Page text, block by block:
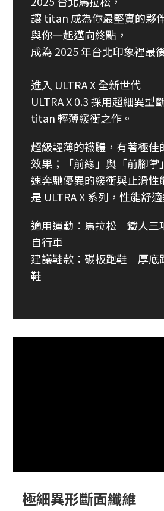
讓 titan 成為你最堅實的夥
與你一起邁向終點，
成為 2025 年台北印象裡最
進入 ULTRA X 全新世代
ULTRA X 0.3 採用超細異型
titan 輕薄緩衝之作。
超級輕薄的襪體，有著極佳
效果；「前緣」與「前腳掌
速奔馳優異的緩衝與止滑性
是 ULTRA X 系列，性能舒
適用運動：馬拉松｜鐵人三
自行車
建議鞋款：碳板跑鞋｜厚底
鞋
極細異形斷面纖維